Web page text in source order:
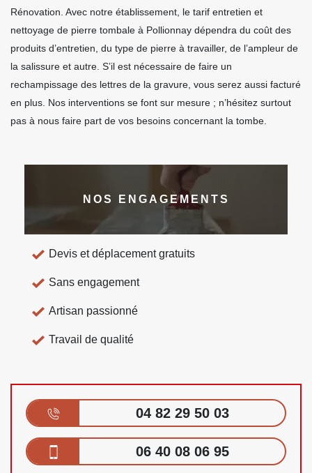
Rénovation. Avec notre établissement, le tarif entretien et
nettoyage de pierre tombale à Pollionnay dépendra du coût des
produits d’entretien, du type de pierre à travailler, de l’ampleur de
la salissure et autre. S’il est nécessaire de faire un
rechampissage des lettres de la gravure, vous serez aussi facturé
en plus. Nos interventions se font sur mesure ; n’hésitez surtout
pas à nous faire part de vos besoins concernant la tombe.
NOS ENGAGEMENTS
Devis et déplacement gratuits
Sans engagement
Artisan passionné
Travail de qualité
04 82 29 50 03
06 40 08 06 95